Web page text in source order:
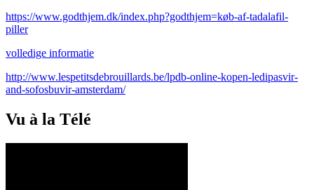
https://www.godthjem.dk/index.php?godthjem=køb-af-tadalafil-
piller
volledige informatie
http://www.lespetitsdebrouillards.be/lpdb-online-kopen-ledipasvir-
and-sofosbuvir-amsterdam/
Vu à la Télé